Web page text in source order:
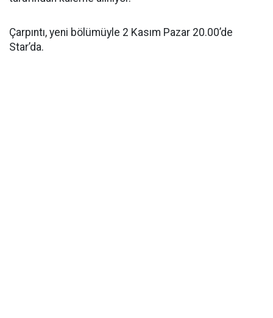
Çarpıntı, yeni bölümüyle 2 Kasım Pazar 20.00’de
Star’da.